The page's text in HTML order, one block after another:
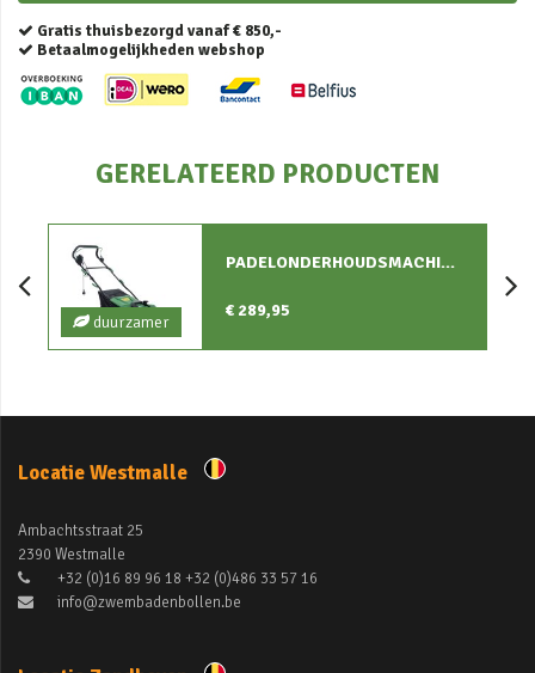
Gratis thuisbezorgd vanaf € 850,-
Betaalmogelijkheden webshop
GERELATEERD PRODUCTEN
duurzamer
PADELONDERHOUDSMACHINE
€ 289,95
Locatie Westmalle
Ambachtsstraat 25
2390 Westmalle
+32 (0)16 89 96 18 +32 (0)486 33 57 16
info@zwembadenbollen.be